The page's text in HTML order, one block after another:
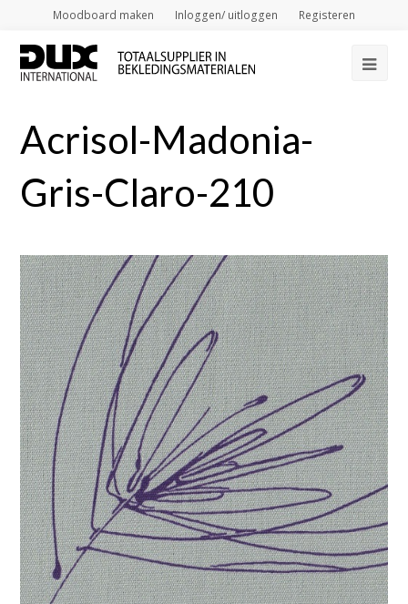
Moodboard maken Inloggen/ uitloggen Registeren
Acrisol-Madonia-
Gris-Claro-210